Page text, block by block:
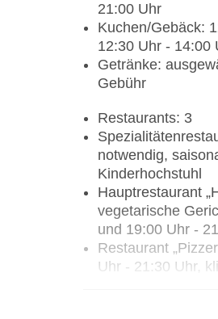
21:00 Uhr
Kuchen/Gebäck:
12:30 Uhr - 14:00
Getränke:
Gebühr
Restaurants: 3
notwendig,
Kinderhochstuhl
Hauptrestaurant
vegetarische
und 19:00 Uhr -
Restaurant
Uhr - 21:30 Uhr,